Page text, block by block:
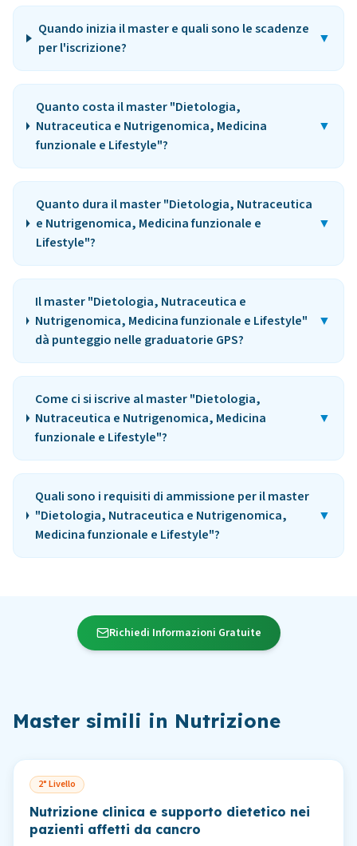
Quando inizia il master e quali sono le scadenze
per l'iscrizione?
▼
Quanto costa il master "Dietologia,
Nutraceutica e Nutrigenomica, Medicina
funzionale e Lifestyle"?
▼
Quanto dura il master "Dietologia, Nutraceutica
e Nutrigenomica, Medicina funzionale e
Lifestyle"?
▼
Il master "Dietologia, Nutraceutica e
Nutrigenomica, Medicina funzionale e Lifestyle"
dà punteggio nelle graduatorie GPS?
▼
Come ci si iscrive al master "Dietologia,
Nutraceutica e Nutrigenomica, Medicina
funzionale e Lifestyle"?
▼
Quali sono i requisiti di ammissione per il master
"Dietologia, Nutraceutica e Nutrigenomica,
Medicina funzionale e Lifestyle"?
▼
Richiedi Informazioni Gratuite
Master simili in Nutrizione
2° Livello
Nutrizione clinica e supporto dietetico nei
pazienti affetti da cancro